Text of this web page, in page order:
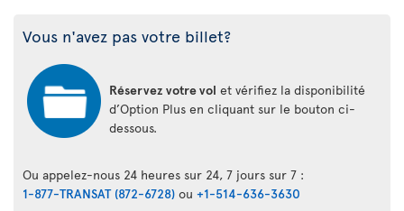
Vous n'avez pas votre billet?
Réservez votre vol et vérifiez la disponibilité
d’Option Plus en cliquant sur le bouton ci-
dessous.
Ou appelez-nous 24 heures sur 24, 7 jours sur 7 :
1-877-TRANSAT (872-6728) ou +1-514-636-3630